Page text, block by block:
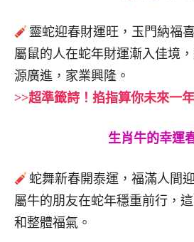
靈蛇迎春財運旺，玉門納福
屬鼠的人在蛇年財運漸入佳境
源廣進，家業興隆。
>>超準籤詩！掐指算你未來一
生肖牛的幸運
蛇舞新春開泰運，福滿人間
屬牛的朋友在蛇年穩重前行，
和整體福氣。